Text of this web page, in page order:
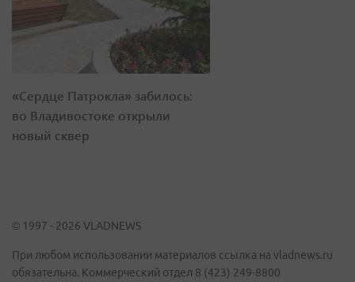
«Сердце Патрокла» забилось:
во Владивостоке открыли
новый сквер
© 1997 - 2026 VLADNEWS
При любом использовании материалов ссылка на vladnews.ru
обязательна. Коммерческий отдел 8 (423) 249-8800